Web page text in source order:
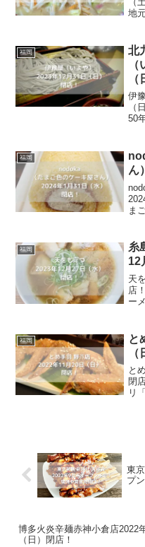
地
り
専
福岡
北
伊
（
50
ュ
り
福岡
ん
ま
さ
ら
福岡
糸
12
天
店
ー
系
他
福岡
と
と
閉
リ
東
プ
博多火炎辛麺赤神小倉店2022
（日）閉店！